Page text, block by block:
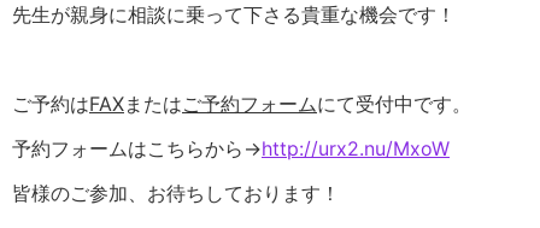
先生が親身に相談に乗って下さる貴重な機会です！
ご予約はFAXまたはご予約フォームにて受付中です。
予約フォームはこちらから→http://urx2.nu/MxoW
皆様のご参加、お待ちしております！